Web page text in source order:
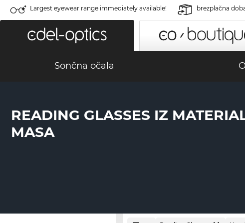
Largest eyewear range immediately available! brezplačna
Sončna očala
READING GLASSES IZ
MASA